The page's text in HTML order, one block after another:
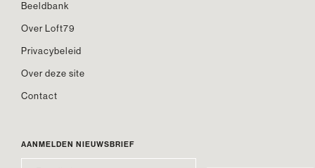
Beeldbank
Over Loft79
Privacybeleid
Over deze site
Contact
AANMELDEN NIEUWSBRIEF